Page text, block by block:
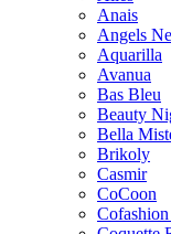
Anais
Angels
Aquarilla
Avanua
Bas Bleu
Beauty
Bella
Brikoly
Casmir
CoCoon